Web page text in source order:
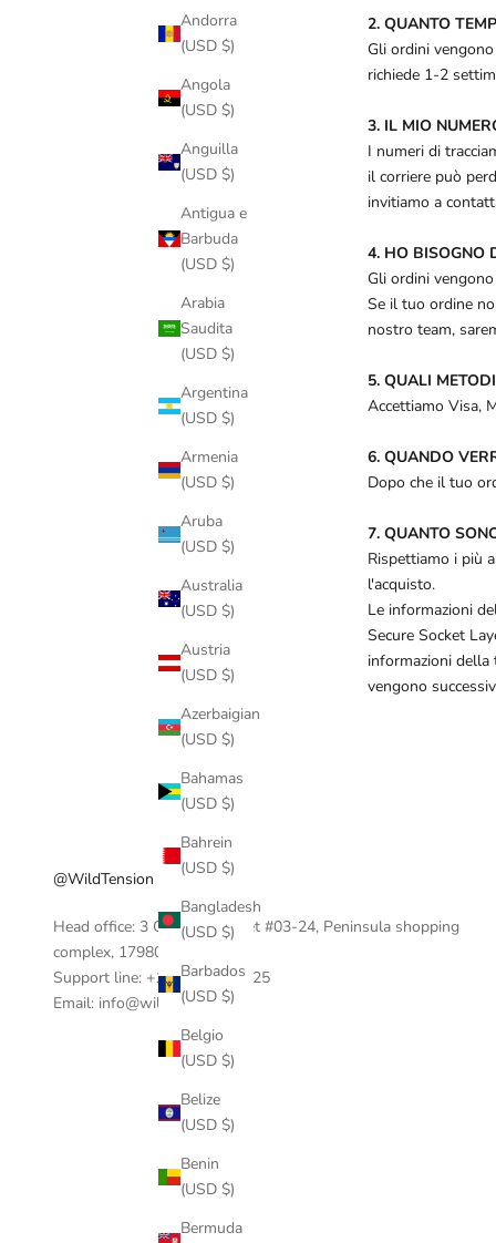
Andorra
(USD $)
Angola
(USD $)
Anguilla
(USD $)
Antigua e
Barbuda
(USD $)
Arabia
Saudita
(USD $)
Argentina
(USD $)
Armenia
(USD $)
Aruba
(USD $)
Australia
(USD $)
Austria
(USD $)
Azerbaigian
(USD $)
Bahamas
(USD $)
Bahrein
(USD $)
Bangladesh
(USD $)
Barbados
(USD $)
Belgio
(USD $)
Belize
(USD $)
Benin
(USD $)
Bermuda
2. QUANTO
Gli ordini
richiede 1-2
3. IL MIO
I numeri di
il corriere può
invitiamo a
4. HO BISOGNO
Gli ordini
Se il tuo ordine
nostro team,
5. QUALI
Accettiamo Visa,
6. QUANDO
Dopo che il tuo
7. QUANTO
Rispettiamo i più
l'acquisto.
Le informazioni
Secure Socket
informazioni della
vengono
@WildTension
Head office: 3 Coleman Street #03-24, Peninsula shopping
complex, 17980, Singapore.
Support line: +1 404-390-0125
Email: info@wildtension.com